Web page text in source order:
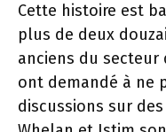
Cette histoire est
plus de deux
anciens du
ont demandé à ne
discussions sur